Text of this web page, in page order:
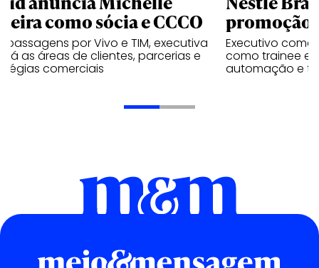
como sócia e CCCO
passagens por Vivo e TIM, executiva
as áreas de clientes, parcerias e
comerciais
promoção
Executivo
como trainee e
automação e